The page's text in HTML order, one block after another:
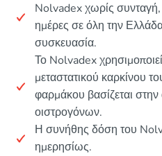
Nolvadex χωρίς
ημέρες σε όλη την
συσκευασία.
Το Nolvadex
μεταστατικού καρκίνου
φαρμάκου βασίζεται
οιστρογόνων.
Η συνήθης δόση του
ημερησίως.